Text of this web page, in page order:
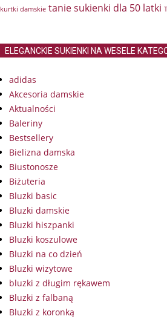
kurtki damskie tanie sukienki dla 50 latki
ELEGANCKIE SUKIENKI NA WESELE
adidas
Akcesoria damskie
Aktualności
Baleriny
Bestsellery
Bielizna damska
Biustonosze
Biżuteria
Bluzki basic
Bluzki damskie
Bluzki hiszpanki
Bluzki koszulowe
Bluzki na co dzień
Bluzki wizytowe
bluzki z długim rękawem
Bluzki z falbaną
Bluzki z koronką